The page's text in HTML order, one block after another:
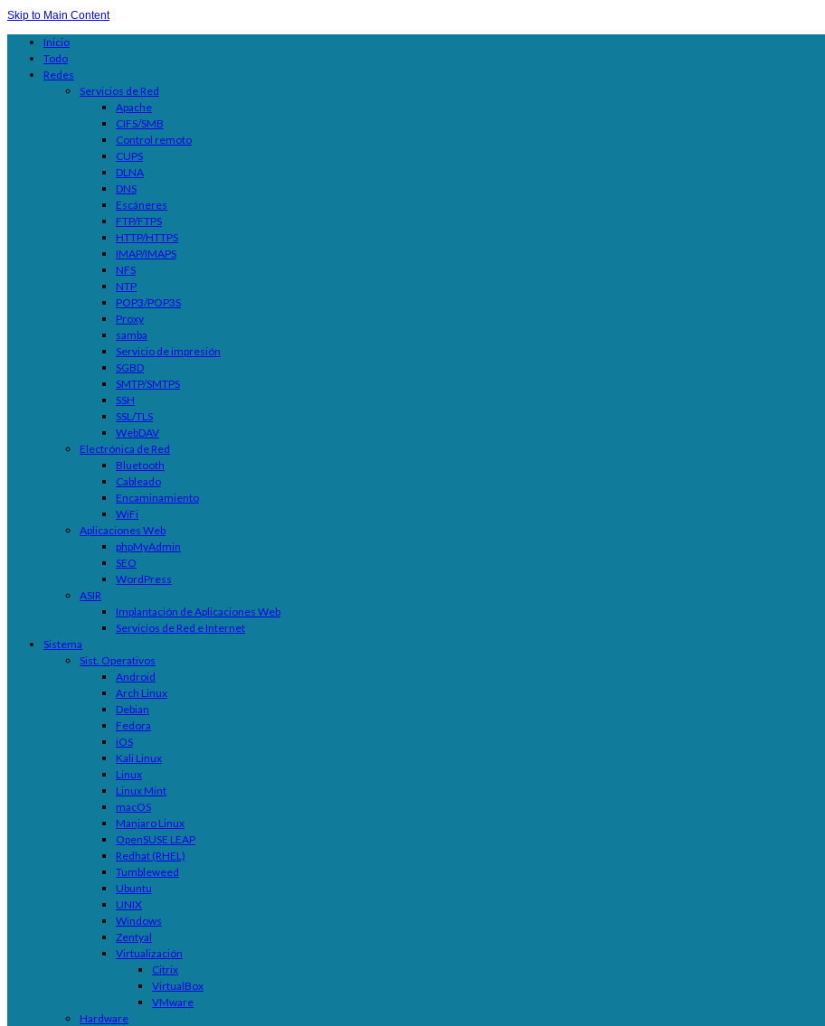
Skip to Main Content
Inicio
Todo
Redes
Servicios de Red
Apache
CIFS/SMB
Control remoto
CUPS
DLNA
DNS
Escáneres
FTP/FTPS
HTTP/HTTPS
IMAP/IMAPS
NFS
NTP
POP3/POP3S
Proxy
samba
Servicio de impresión
SGBD
SMTP/SMTPS
SSH
SSL/TLS
WebDAV
Electrónica de Red
Bluetooth
Cableado
Encaminamiento
WiFi
Aplicaciones Web
phpMyAdmin
SEO
WordPress
ASIR
Implantación de Aplicaciones Web
Servicios de Red e Internet
Sistema
Sist. Operativos
Android
Arch Linux
Debian
Fedora
iOS
Kali Linux
Linux
Linux Mint
macOS
Manjaro Linux
OpenSUSE LEAP
Redhat (RHEL)
Tumbleweed
Ubuntu
UNIX
Windows
Zentyal
Virtualización
Citrix
VirtualBox
VMware
Hardware